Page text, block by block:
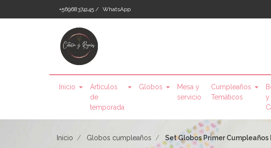
+56968374145 / WhatsApp
Inicio
Artículos
de
temporada
Globos
Mesa y
servicio
Cumpleaños
Temáticos
y
Inicio Globos cumpleaños Set Globos Primer Cumpleaños